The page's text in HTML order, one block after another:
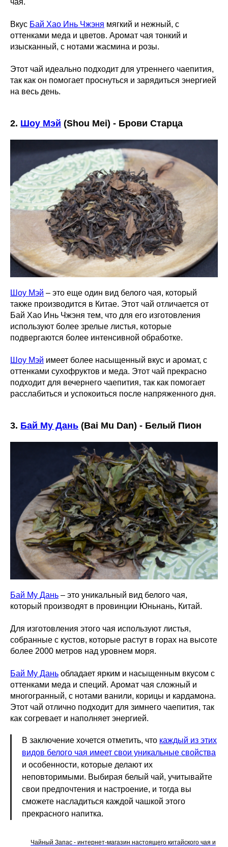
чая.
Вкус Бай Хао Инь Чжэня мягкий и нежный, с
оттенками меда и цветов. Аромат чая тонкий и
изысканный, с нотами жасмина и розы.
Этот чай идеально подходит для утреннего чаепития,
так как он помогает проснуться и зарядиться энергией
на весь день.
2. Шоу Мэй (Shou Mei) - Брови Старца
Шоу Мэй – это еще один вид белого чая, который
также производится в Китае. Этот чай отличается от
Бай Хао Инь Чжэня тем, что для его изготовления
используют более зрелые листья, которые
подвергаются более интенсивной обработке.
Шоу Мэй имеет более насыщенный вкус и аромат, с
оттенками сухофруктов и меда. Этот чай прекрасно
подходит для вечернего чаепития, так как помогает
расслабиться и успокоиться после напряженного дня.
3. Бай Му Дань (Bai Mu Dan) - Белый Пион
Бай Му Дань – это уникальный вид белого чая,
который производят в провинции Юньнань, Китай.
Для изготовления этого чая используют листья,
собранные с кустов, которые растут в горах на высоте
более 2000 метров над уровнем моря.
Бай Му Дань обладает ярким и насыщенным вкусом с
оттенками меда и специй. Аромат чая сложный и
многогранный, с нотами ванили, корицы и кардамона.
Этот чай отлично подходит для зимнего чаепития, так
как согревает и наполняет энергией.
В заключение хочется отметить, что каждый из этих
видов белого чая имеет свои уникальные свойства
и особенности, которые делают их
неповторимыми. Выбирая белый чай, учитывайте
свои предпочтения и настроение, и тогда вы
сможете насладиться каждой чашкой этого
прекрасного напитка.
Чайный Запас - интернет-магазин настоящего китайского чая и